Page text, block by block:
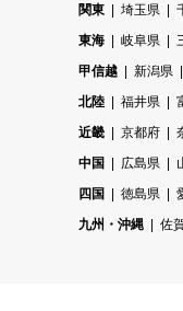
関東
埼玉県
東海
岐阜県
甲信越
新潟県
北陸
福井県
近畿
京都府
中国
広島県
四国
徳島県
九州・沖縄
佐